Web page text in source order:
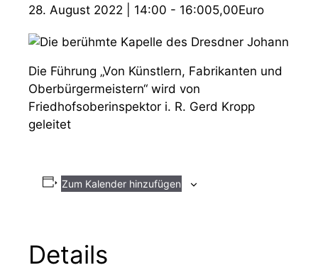
28. August 2022 | 14:00 - 16:005,00Euro
Die Führung „Von Künstlern, Fabrikanten und
Oberbürgermeistern“ wird von
Friedhofsoberinspektor i. R. Gerd Kropp
geleitet
Zum Kalender hinzufügen
Details